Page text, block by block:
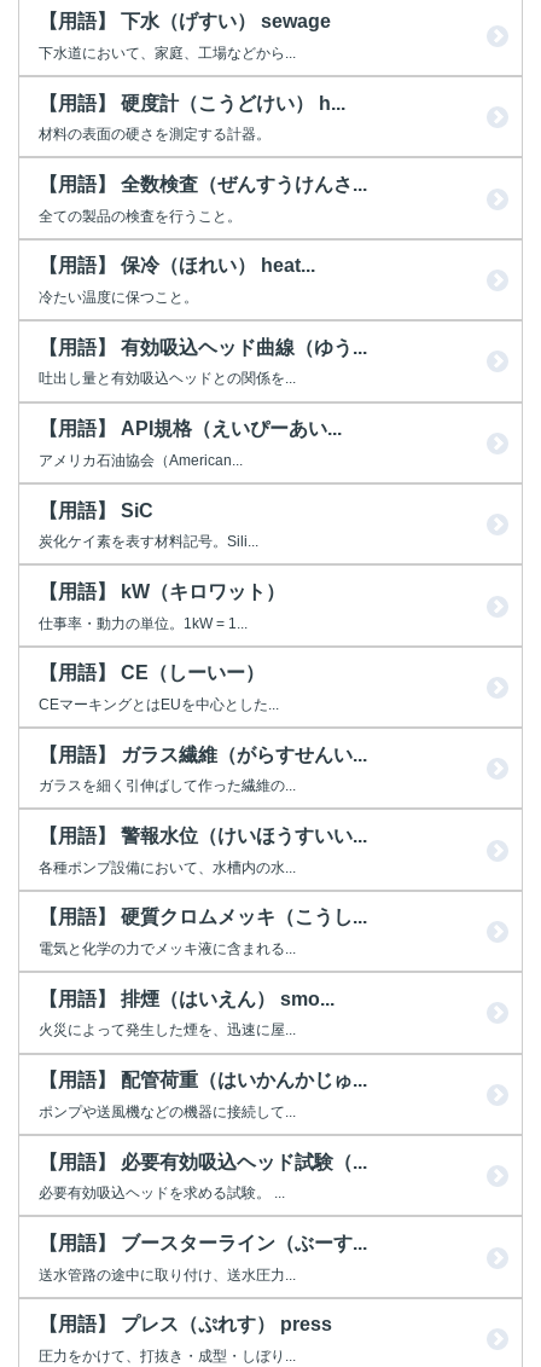
【用語】 下水（げすい） sewage
下水道において、家庭、工場などから...
【用語】 硬度計（こうどけい） h...
材料の表面の硬さを測定する計器。
【用語】 全数検査（ぜんすうけんさ...
全ての製品の検査を行うこと。
【用語】 保冷（ほれい） heat...
冷たい温度に保つこと。
【用語】 有効吸込ヘッド曲線（ゆう...
吐出し量と有効吸込ヘッドとの関係を...
【用語】 API規格（えいぴーあい...
アメリカ石油協会（American...
【用語】 SiC
炭化ケイ素を表す材料記号。Sili...
【用語】 kW（キロワット）
仕事率・動力の単位。1kW = 1...
【用語】 CE（しーいー）
CEマーキングとはEUを中心とした...
【用語】 ガラス繊維（がらすせんい...
ガラスを細く引伸ばして作った繊維の...
【用語】 警報水位（けいほうすいい...
各種ポンプ設備において、水槽内の水...
【用語】 硬質クロムメッキ（こうし...
電気と化学の力でメッキ液に含まれる...
【用語】 排煙（はいえん） smo...
火災によって発生した煙を、迅速に屋...
【用語】 配管荷重（はいかんかじゅ...
ポンプや送風機などの機器に接続して...
【用語】 必要有効吸込ヘッド試験（...
必要有効吸込ヘッドを求める試験。 ...
【用語】 ブースターライン（ぶーす...
送水管路の途中に取り付け、送水圧力...
【用語】 プレス（ぷれす） press
圧力をかけて、打抜き・成型・しぼり...